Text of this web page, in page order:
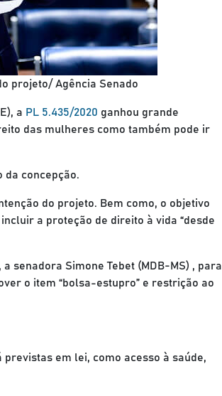
projeto/ Agência Senado
a PL 5.435/2020 ganhou grande
das mulheres como também pode ir
da concepção.
do projeto. Bem como, o objetivo
a proteção de direito à vida “desde
senadora Simone Tebet (MDB-MS) , para
o item “bolsa-estupro” e restrição ao
em lei, como acesso à saúde,